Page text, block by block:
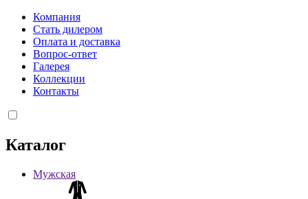
Компания
Стать дилером
Оплата и доставка
Вопрос-ответ
Галерея
Коллекции
Контакты
Каталог
Мужская